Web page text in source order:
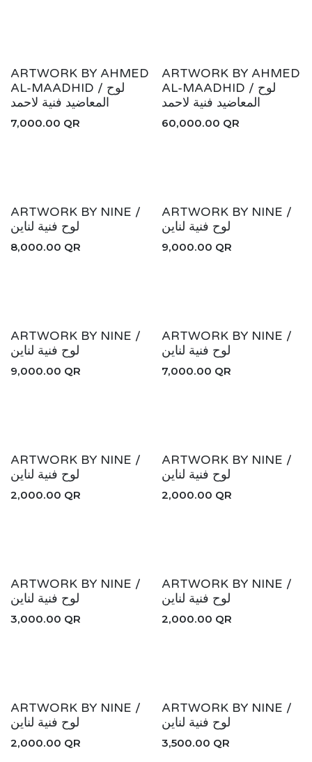
ARTWORK BY AHMED
AL-MAADHID / لوح
المعاضيد فنية لاحمد
7,000.00 QR
ARTWORK BY AHMED
AL-MAADHID / لوح
المعاضيد فنية لاحمد
60,000.00 QR
ARTWORK BY NINE /
لوح فنية لناين
8,000.00 QR
ARTWORK BY NINE /
لوح فنية لناين
9,000.00 QR
ARTWORK BY NINE /
لوح فنية لناين
9,000.00 QR
ARTWORK BY NINE /
لوح فنية لناين
7,000.00 QR
ARTWORK BY NINE /
لوح فنية لناين
2,000.00 QR
ARTWORK BY NINE /
لوح فنية لناين
2,000.00 QR
ARTWORK BY NINE /
لوح فنية لناين
3,000.00 QR
ARTWORK BY NINE /
لوح فنية لناين
2,000.00 QR
ARTWORK BY NINE /
لوح فنية لناين
2,000.00 QR
ARTWORK BY NINE /
لوح فنية لناين
3,500.00 QR